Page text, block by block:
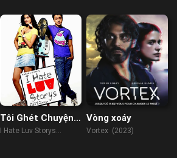
Tôi Ghét Chuyện
Tình Yêu
I Hate Luv Storys
Vòng xoáy
Vortex (2023)